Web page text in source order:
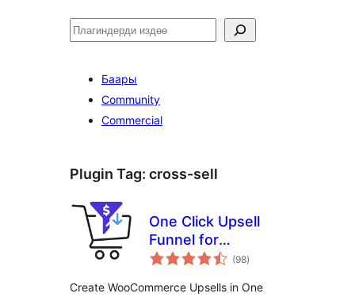
Издөө
Баары
Community
Commercial
Plugin Tag: cross-sell
One Click Upsell
Funnel for
Woocommerce
(98total
ratings
)
Create WooCommerce Upsells in One